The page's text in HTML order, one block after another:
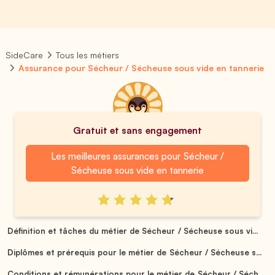
SideCare
Tous les métiers
Assurance pour Sécheur / Sécheuse sous vide en tannerie
Gratuit et sans engagement
Les meilleures assurances pour Sécheur /
Sécheuse sous vide en tannerie
Définition et tâches du métier de Sécheur / Sécheuse sous vi...
Diplômes et prérequis pour le métier de Sécheur / Sécheuse s...